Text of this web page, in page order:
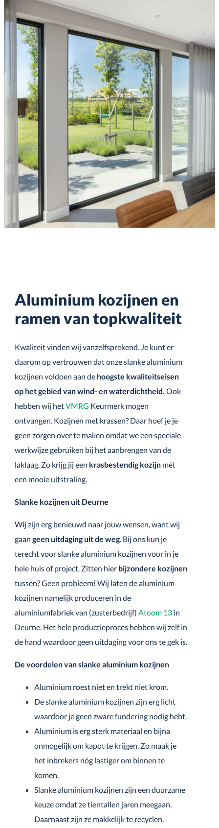
Aluminium kozijnen en
ramen van topkwaliteit
Kwaliteit vinden wij vanzelfsprekend. Je kunt er
daarom op vertrouwen dat onze slanke aluminium
kozijnen voldoen aan de hoogste kwaliteitseisen
op het gebied van wind- en waterdichtheid. Ook
hebben wij hetVMRG Keurmerk mogen
ontvangen. Kozijnen met krassen? Daar hoef je je
geen zorgen over te maken omdat we een speciale
werkwijze gebruiken bij het aanbrengen van de
laklaag. Zo krijg jij een krasbestendig kozijn mét
een mooie uitstraling.
Slanke kozijnen uit Deurne
Wij zijn erg benieuwd naar jouw wensen, want wij
gaan geen uitdaging uit de weg. Bij ons kun je
terecht voor slanke aluminium kozijnen voor in je
hele huis of project. Zitten hier bijzondere kozijnen
tussen? Geen probleem! Wij laten de aluminium
kozijnen namelijk produceren in de
aluminiumfabriek van (zusterbedrijf) Atoom 13 in
Deurne. Het hele productieproces hebben wij zelf in
de hand waardoor geen uitdaging voor ons te gek is.
De voordelen van slanke aluminium kozijnen
Aluminium roest niet en trekt niet krom.
De slanke aluminium kozijnen zijn erg licht
waardoor je geen zware fundering nodig hebt.
Aluminium is erg sterk materiaal en bijna
onmogelijk om kapot te krijgen. Zo maak je
het inbrekers nóg lastiger om binnen te
komen.
Slanke aluminium kozijnen zijn een duurzame
keuze omdat ze tientallen jaren meegaan.
Daarnaast zijn ze makkelijk te recyclen.